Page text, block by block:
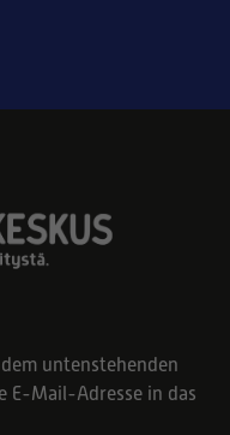
untenstehenden
E-Mail-Adresse in das